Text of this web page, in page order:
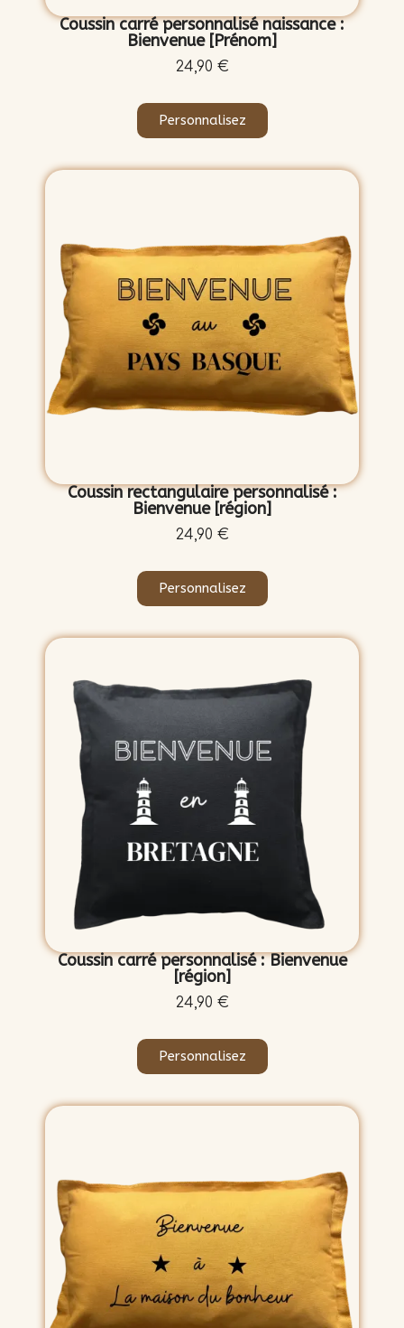
Coussin carré personnalisé naissance :
Bienvenue [Prénom]
24,90 €
Personnalisez
Coussin rectangulaire personnalisé :
Bienvenue [région]
24,90 €
Personnalisez
Coussin carré personnalisé : Bienvenue
[région]
24,90 €
Personnalisez